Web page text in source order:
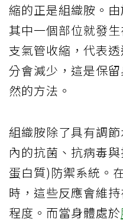
縮的正是組織胺。
其中一個部位就發
支氣管收縮，代表
分會減少，這是保
然的方法。
組織胺除了具有調
內的抗菌、抗病毒
蛋白質)防禦系統。
時，這些反應會維
程度。而當身體處於